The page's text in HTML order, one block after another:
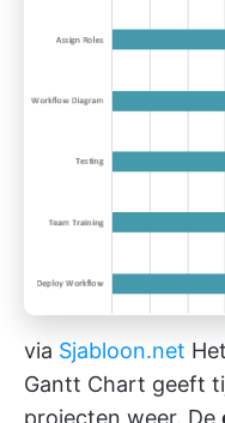
via Sjabloon.net
Gantt Chart geeft